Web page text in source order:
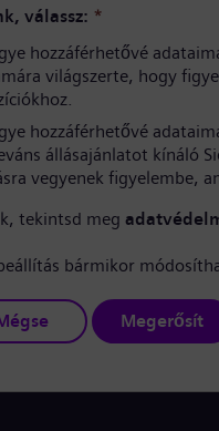
válassz: *
hozzáférhetővé
világszerte, hogy
hozzáférhetővé
állásajánlatot kínáló
vegyenek figyelembe,
tekintsd meg
bármikor
Megerősít